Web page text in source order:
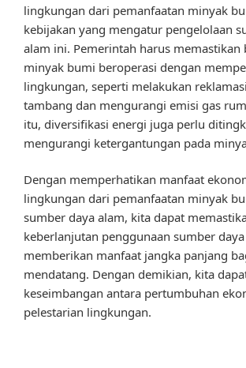
lingkungan dari pemanfaatan minyak
kebijakan yang mengatur pengelolaan
alam ini. Pemerintah harus memastikan
minyak bumi beroperasi dengan
lingkungan, seperti melakukan
tambang dan mengurangi emisi gas
itu, diversifikasi energi juga perlu
mengurangi ketergantungan pada
Dengan memperhatikan manfaat
lingkungan dari pemanfaatan minyak
sumber daya alam, kita dapat
keberlanjutan penggunaan sumber
memberikan manfaat jangka panjang
mendatang. Dengan demikian, kita
keseimbangan antara pertumbuhan
pelestarian lingkungan.